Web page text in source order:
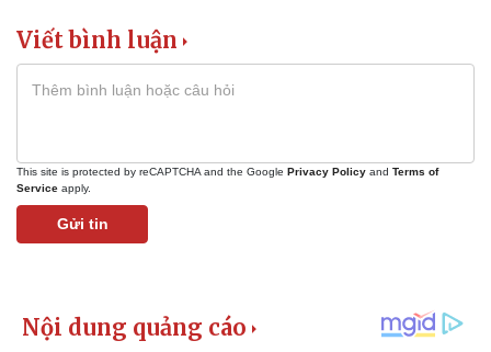
Viết bình luận
This site is protected by reCAPTCHA and the Google Privacy Policy and Terms of
Service apply.
Gửi tin